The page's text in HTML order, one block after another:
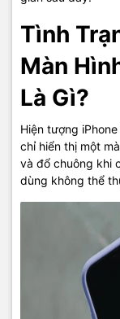
Tình
Màn
Là Gì?
Hiện tượng
chỉ hiển thị một
và đổ chuông khi
dùng không thể